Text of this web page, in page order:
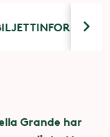
Grande har
är utrustade